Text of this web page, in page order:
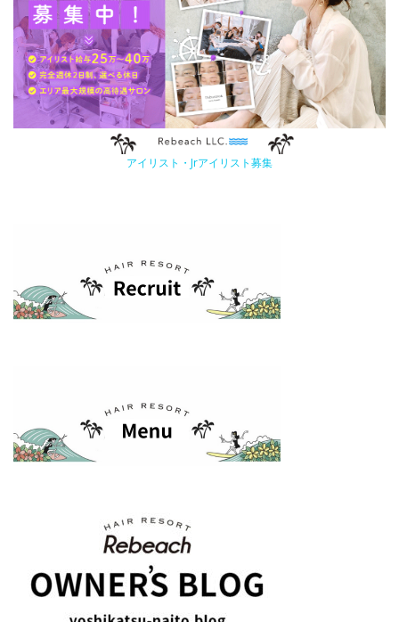
アイリスト・Jrアイリスト募集